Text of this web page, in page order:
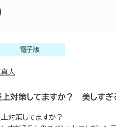
電子版
人
上対策してますか？ 美しすぎ
対策してますか？